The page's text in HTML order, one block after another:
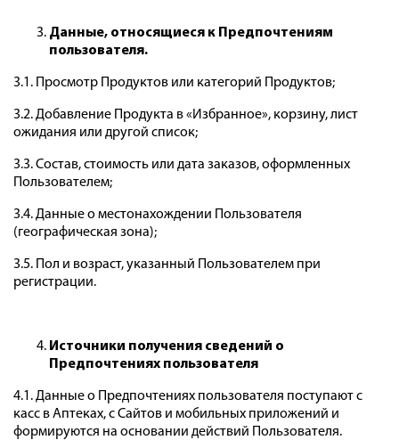
Данные, относящиеся к Предпочтениям
пользователя.
3.1. Просмотр Продуктов или категорий Продуктов;
3.2. Добавление Продукта в «Избранное», корзину, лист
ожидания или другой список;
3.3. Состав, стоимость или дата заказов, оформленных
Пользователем;
3.4. Данные о местонахождении Пользователя
(географическая зона);
3.5. Пол и возраст, указанный Пользователем при
регистрации.
Источники получения сведений о
Предпочтениях пользователя
4.1. Данные о Предпочтениях пользователя поступают с
касс в Аптеках, с Сайтов и мобильных приложений и
формируются на основании действий Пользователя.